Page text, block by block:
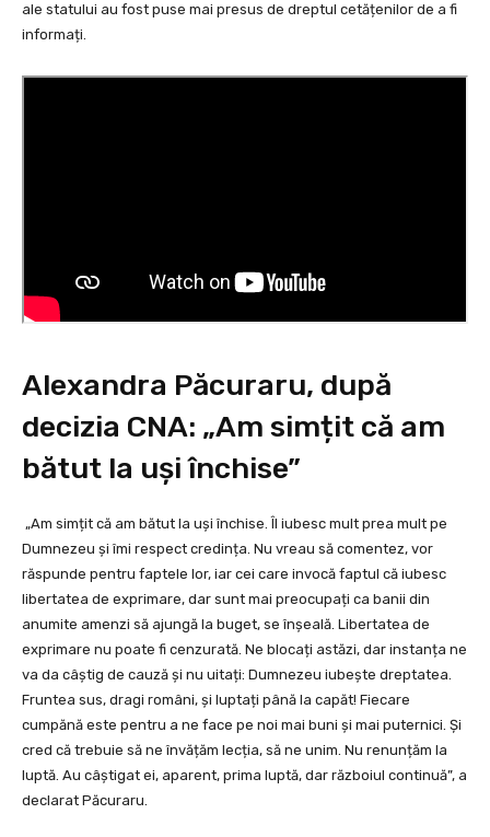
ale statului au fost puse mai presus de dreptul cetățenilor de a fi
informați.
Alexandra Păcuraru, după
decizia CNA: „Am simțit că am
bătut la uși închise”
„Am simțit că am bătut la uși închise. Îl iubesc mult prea mult pe
Dumnezeu și îmi respect credința. Nu vreau să comentez, vor
răspunde pentru faptele lor, iar cei care invocă faptul că iubesc
libertatea de exprimare, dar sunt mai preocupați ca banii din
anumite amenzi să ajungă la buget, se înșeală. Libertatea de
exprimare nu poate fi cenzurată. Ne blocați astăzi, dar instanța ne
va da câștig de cauză și nu uitați: Dumnezeu iubește dreptatea.
Fruntea sus, dragi români, și luptați până la capăt! Fiecare
cumpănă este pentru a ne face pe noi mai buni și mai puternici. Și
cred că trebuie să ne învățăm lecția, să ne unim. Nu renunțăm la
luptă. Au câștigat ei, aparent, prima luptă, dar războiul continuă”, a
declarat Păcuraru.